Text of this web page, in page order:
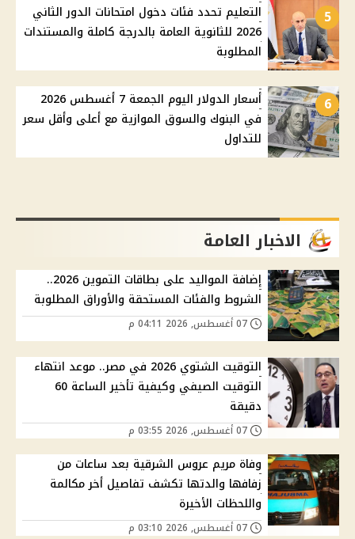
5
التعليم تحدد فئات دخول امتحانات الدور الثاني
2026 للثانوية العامة بالدرجة كاملة والمستندات
المطلوبة
6
أسعار الدولار اليوم الجمعة 7 أغسطس 2026
في البنوك والسوق الموازية مع أعلى وأقل سعر
للتداول
الاخبار العامة
إضافة المواليد على بطاقات التموين 2026..
الشروط والفئات المستحقة والأوراق المطلوبة
التوقيت الشتوي 2026 في مصر.. موعد انتهاء
التوقيت الصيفي وكيفية تأخير الساعة 60
دقيقة
وفاة مريم عروس الشرقية بعد ساعات من
زفافها والدتها تكشف تفاصيل أخر مكالمة
واللحظات الأخيرة